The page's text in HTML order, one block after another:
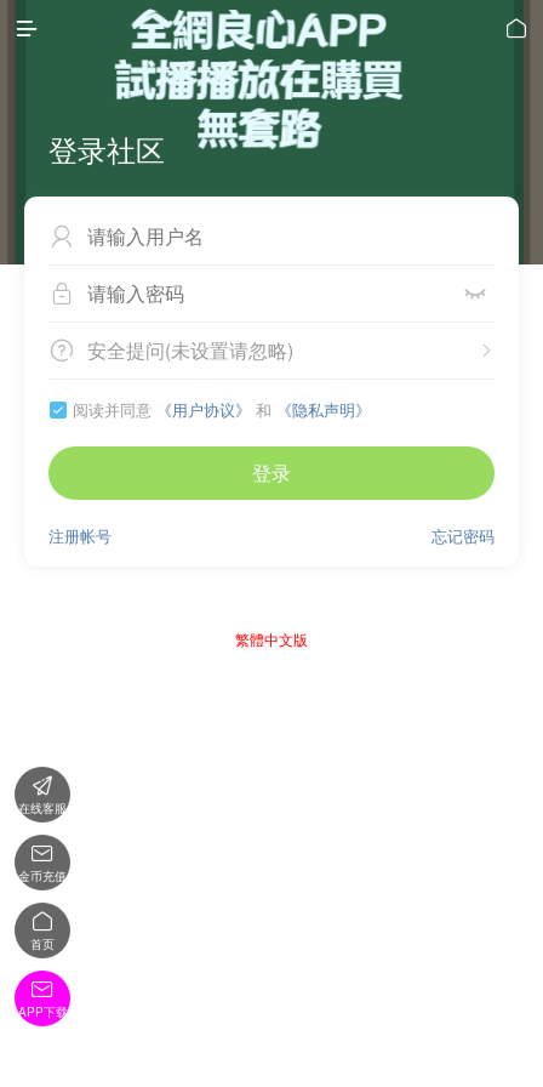
 
登录社区

 
 
安全提问(未设置请忽略)
 阅读并同意 《用户协议》 和 《隐私声明》
登录
忘记密码
注册帐号
繁體中文版

在线客服

金币充值

首页

APP下载